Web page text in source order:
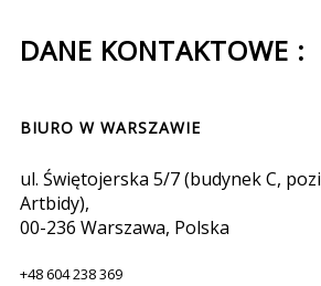
DANE KONTAKTOWE :
BIURO W WARSZAWIE
ul. Świętojerska 5/7 (budynek C,
Artbidy),
00-236 Warszawa, Polska
+48 604 238 369